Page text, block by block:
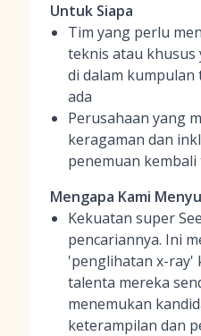
Untuk Siapa
Tim yang perlu
teknis atau khusus
di dalam
ada
Perusahaan yang
keragaman dan
penemuan
Mengapa Kami
Kekuatan super
pencariannya. Ini
'penglihatan x-ray'
talenta mereka
menemukan
keterampilan dan